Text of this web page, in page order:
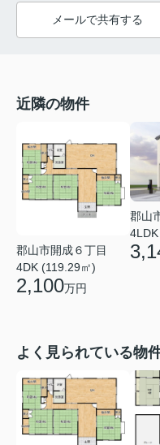
メールで共有する
近隣の物件
郡山市開成６丁目
4DK (119.29㎡)
2,100万円
郡山
よく見られている物